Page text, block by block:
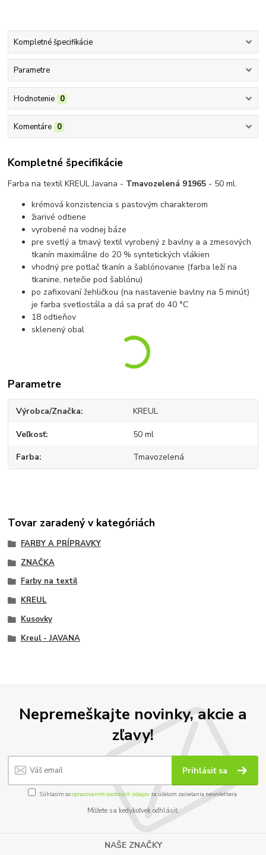
Kompletné špecifikácie
Parametre
Hodnotenie 0
Komentáre 0
Kompletné špecifikácie
Farba na textil KREUL Javana - Tmavozelená 91965 - 50 ml.
krémová konzistencia s pastovým charakterom
žiarivé odtiene
vyrobené na vodnej báze
pre svetlý a tmavý textil vyrobený z bavlny a a zmesových
tkanín maximálne do 20 % syntetických vlákien
vhodný pre potlač tkanín a šablónovanie (farba leží na
tkanine, netečie pod šablónu)
po zafixovaní žehličkou (na nastavenie bavlny na 5 minút)
je farba svetlostála a dá sa prať do 40 °C
18 odtieňov
sklenený obal
Parametre
Výrobca/Značka KREUL
Veľkosť 50 ml
Farba Tmavozelená
Tovar zaradený v kategóriách
FARBY A PRÍPRAVKY
ZNAČKA
Farby na textil
KREUL
Kusovky
Kreul - JAVANA
Nepremeškajte novinky, akcie a
zľavy!
Prihlásiť sa
Súhlasím sospracovaním osobných údajov za účelom zasielania newslettera.
Môžete sa kedykoľvek odhlásiť.
NAŠE ZNAČKY